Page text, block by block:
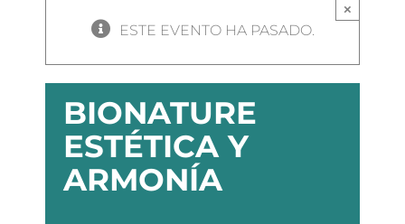
×
ESTE EVENTO HA PASADO.
BIONATURE
ESTÉTICA Y
ARMONÍA